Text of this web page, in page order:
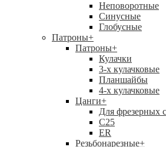
Неповоротные
Синусные
Глобусные
Патроны+
Патроны+
Кулачки
3-х кулачковые
Планшайбы
4-х кулачковые
Цанги+
Для фрезерных
С25
ER
Резьбонарезные+